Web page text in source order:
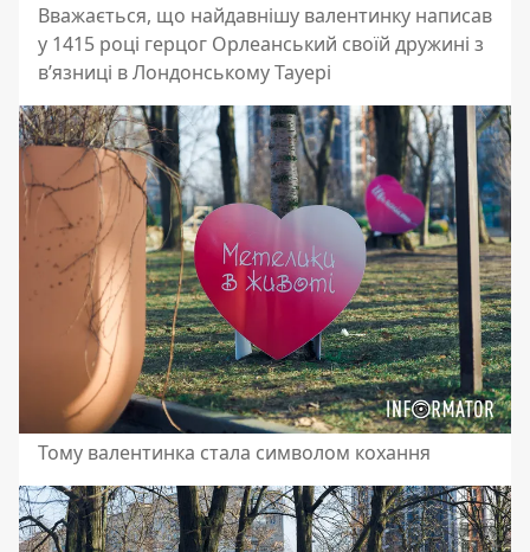
Вважається, що найдавнішу валентинку написав
у 1415 році герцог Орлеанський своїй дружині з
в’язниці в Лондонському Тауері
Тому валентинка стала символом кохання